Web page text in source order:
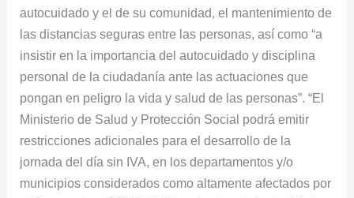
autocuidado y el de su comunidad, el mantenimiento de
las distancias seguras entre las personas, así como “a
insistir en la importancia del autocuidado y disciplina
personal de la ciudadanía ante las actuaciones que
pongan en peligro la vida y salud de las personas”. “El
Ministerio de Salud y Protección Social podrá emitir
restricciones adicionales para el desarrollo de la
jornada del día sin IVA, en los departamentos y/o
municipios considerados como altamente afectados por